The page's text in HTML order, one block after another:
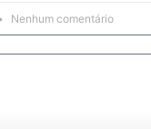
Nenhum comentário